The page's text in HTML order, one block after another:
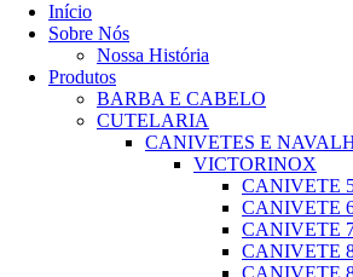
Início
Sobre Nós
Nossa História
Produtos
BARBA E CABELO
CUTELARIA
CANIVETES E
VICTORINOX
CANIVETE
CANIVETE
CANIVETE
CANIVETE
CANIVETE